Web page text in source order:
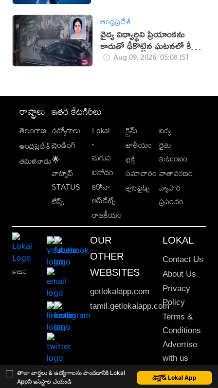
తాజా వార్తలు & ఉద్యోగాలను పొందడానికి Lokal
Appని ఇన్‌స్టాల్ చేయండి
డౌన్లోడ్ Lokal App
ఆంధ్రప్రదేశ్
వైద్య విద్యార్థిని ప్రియాంకను
కారుతో ఢీకొట్టిన ఘటనలో కీలక
పరిణామం
Aug 09, 2026, 05:08 IST
రాష్ట్రాలు
తెలంగాణ
ఆంధ్రప్రదేశ్
తమిళనాడు
ఇతర కేటగిరీలు
ఉద్యోగాలు
ట్రెండింగ్
🌟
వాట్సాప్
STATUS
టిప్స్
Lokal
-
మగువ
వినోదం
కరోనా
అప్‌డేట్స్
రాజకీయం
క్రైమ్
జాతీయం
భక్తి
సమాచారం
క్లాసిఫైడ్స్
విద్య
రైతు
కుటుంబం
వాతావరణం
వ్యాపార
ప్రపంచం
OUR
OTHER
WEBSITES
getlokalapp.com
tamil.getlokalapp.com
LOKAL
Contact Us
About Us
Privacy
Policy
Terms &
Conditions
Advertise
with us
Sitemap
This material may not be published, transmitted, rewritten or redistributed. © 2020 Lokal App. All rights reserved.